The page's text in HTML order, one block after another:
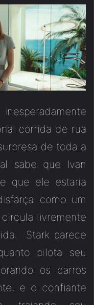
corrida de rua
de toda a
sabe que Ivan
que ele estaria
como um
livremente
Stark parece
pilota seu
os carros
e o confiante